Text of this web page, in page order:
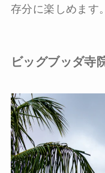
存分に楽しめます。
ビッグブッダ寺